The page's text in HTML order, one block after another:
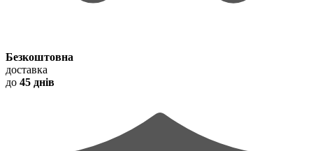
Безкоштовна
доставка
до 45 днів